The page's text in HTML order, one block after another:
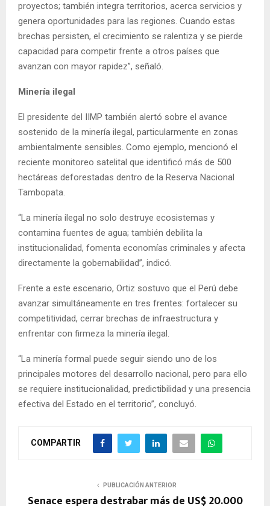
proyectos; también integra territorios, acerca servicios y
genera oportunidades para las regiones. Cuando estas
brechas persisten, el crecimiento se ralentiza y se pierde
capacidad para competir frente a otros países que
avanzan con mayor rapidez”, señaló.
Minería ilegal
El presidente del IIMP también alertó sobre el avance
sostenido de la minería ilegal, particularmente en zonas
ambientalmente sensibles. Como ejemplo, mencionó el
reciente monitoreo satelital que identificó más de 500
hectáreas deforestadas dentro de la Reserva Nacional
Tambopata.
“La minería ilegal no solo destruye ecosistemas y
contamina fuentes de agua; también debilita la
institucionalidad, fomenta economías criminales y afecta
directamente la gobernabilidad”, indicó.
Frente a este escenario, Ortiz sostuvo que el Perú debe
avanzar simultáneamente en tres frentes: fortalecer su
competitividad, cerrar brechas de infraestructura y
enfrentar con firmeza la minería ilegal.
“La minería formal puede seguir siendo uno de los
principales motores del desarrollo nacional, pero para ello
se requiere institucionalidad, predictibilidad y una presencia
efectiva del Estado en el territorio”, concluyó.
COMPARTIR
PUBLICACIÓN ANTERIOR
Senace espera destrabar más de US$ 20.000